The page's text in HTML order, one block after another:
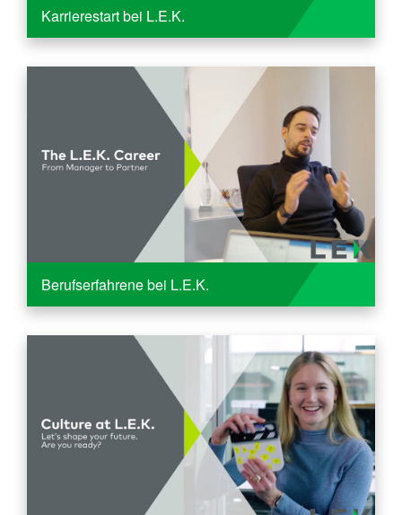
Karrierestart bei L.E.K.
Berufserfahrene bei L.E.K.